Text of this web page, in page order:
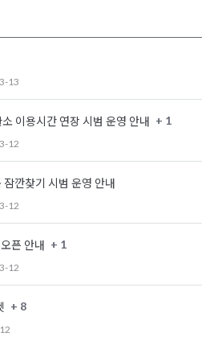
13
이용시간 연장 시범 운영 안내 + 1
12
깐찾기 시범 운영 안내
12
픈 안내 + 1
12
+ 8